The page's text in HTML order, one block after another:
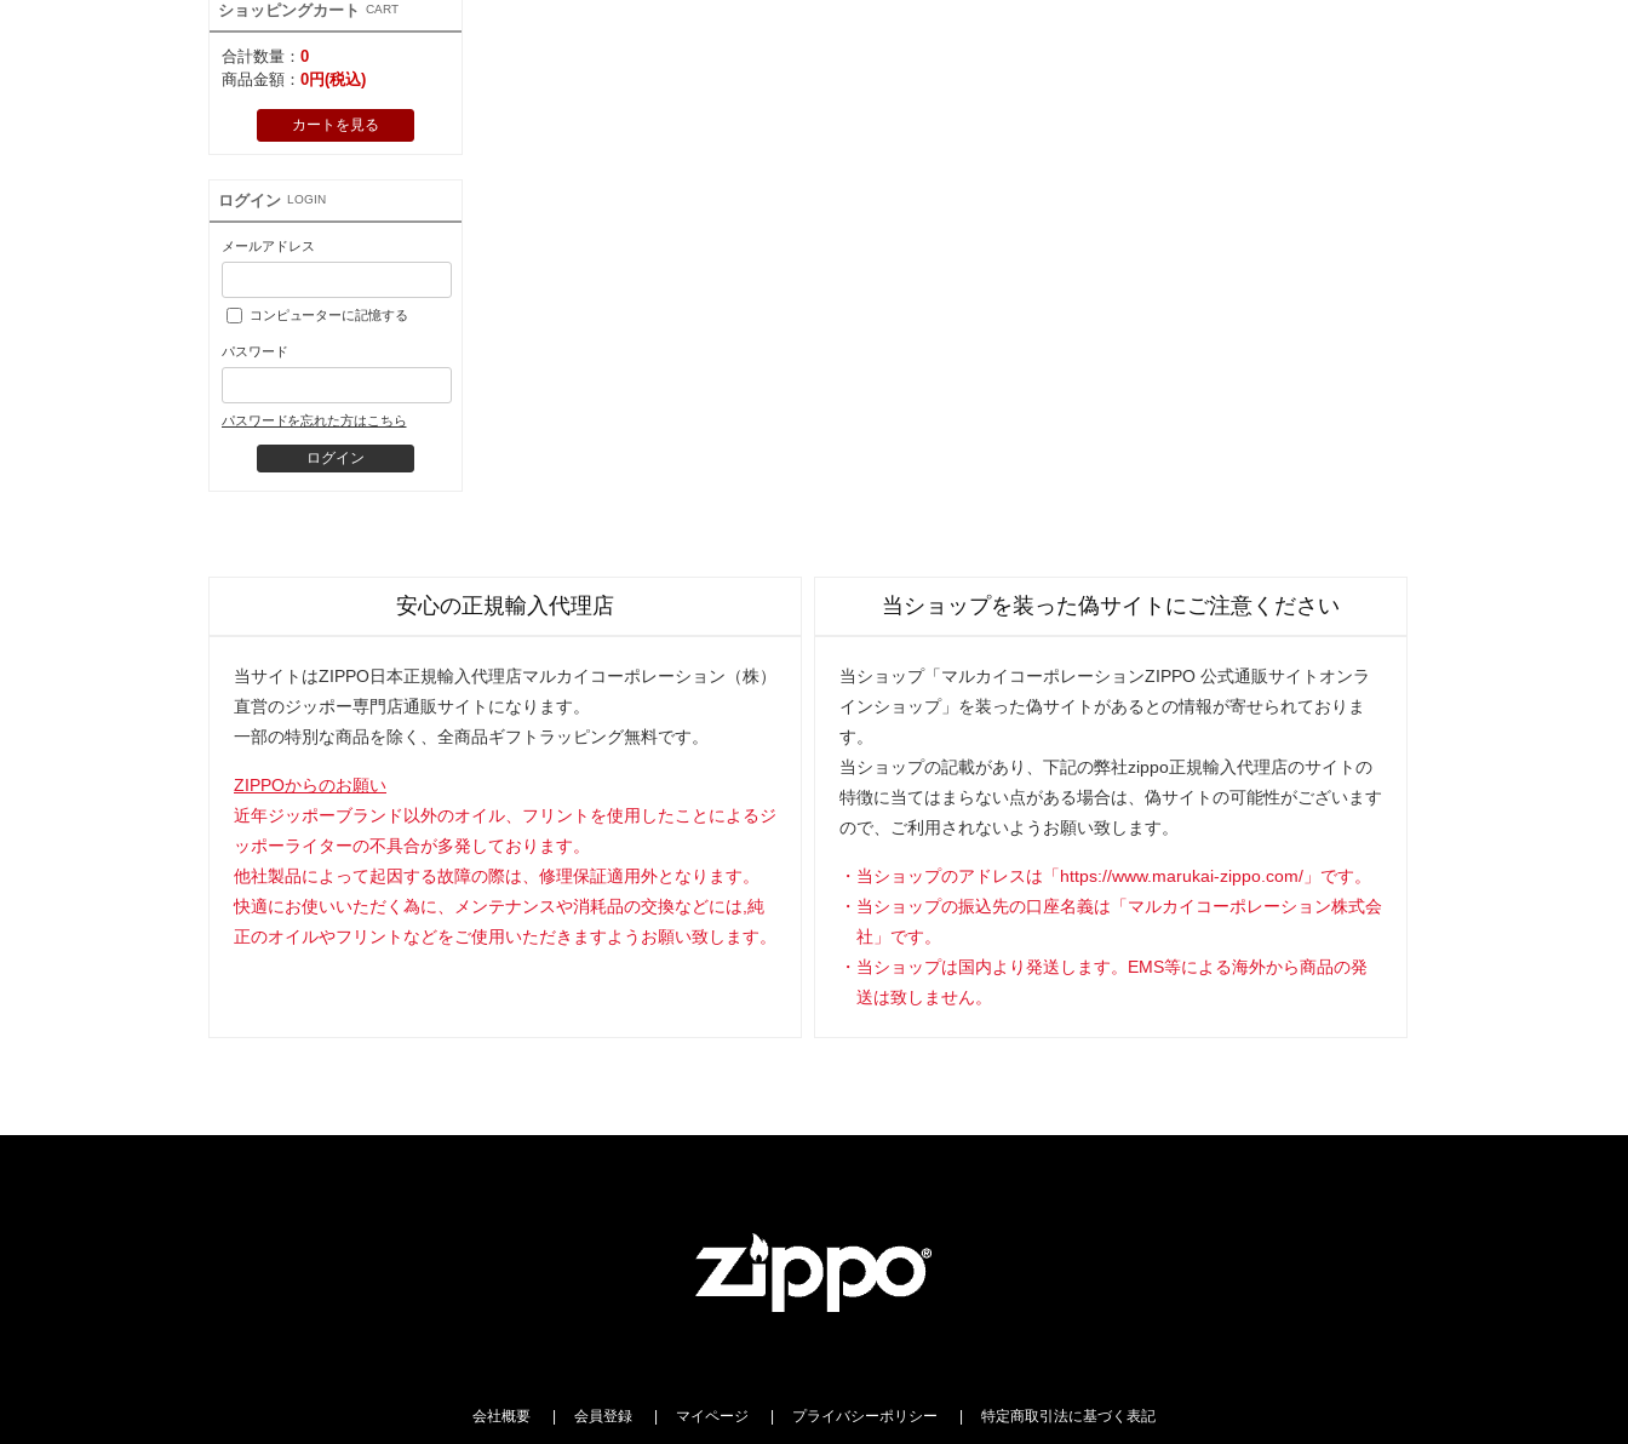
ショッピングカート CART
合計数量： 0
商品金額： 0円(税込)
カートを見る
ログイン LOGIN
メールアドレス
コンピューターに記憶する
パスワード
パスワードを忘れた方はこちら
安心の正規輸入代理店
当サイトはZIPPO日本正規輸入代理店マルカイコーポレーション（株）
直営のジッポー専門店通販サイトになります。
一部の特別な商品を除く、全商品ギフトラッピング無料です。
ZIPPOからのお願い
近年ジッポーブランド以外のオイル、フリントを使用したことによるジ
ッポーライターの不具合が多発しております。
他社製品によって起因する故障の際は、修理保証適用外となります。
快適にお使いいただく為に、メンテナンスや消耗品の交換などには,純
正のオイルやフリントなどをご使用いただきますようお願い致します。
当ショップを装った偽サイトにご注意ください
当ショップ「マルカイコーポレーションZIPPO 公式通販サイトオンラ
インショップ」を装った偽サイトがあるとの情報が寄せられておりま
す。
当ショップの記載があり、下記の弊社zippo正規輸入代理店のサイトの
特徴に当てはまらない点がある場合は、偽サイトの可能性がございます
ので、ご利用されないようお願い致します。
当ショップのアドレスは「https://www.marukai-zippo.com/」です。
当ショップの振込先の口座名義は「マルカイコーポレーション株式会
社」です。
当ショップは国内より発送します。EMS等による海外から商品の発
送は致しません。
会社概要 会員登録 マイページ プライバシーポリシー 特定商取引法に基づく表記